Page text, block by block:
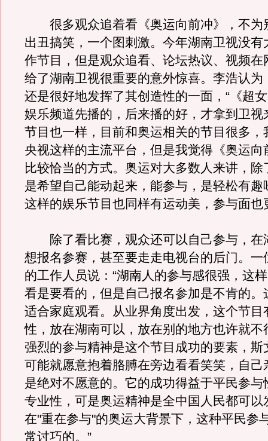
很多观众追着看《奥运向前冲》，不为
出丑搞笑，一个图刺激。今年湖南卫视没有
作节目，但是观众追看、论坛热议、视频
给了湖南卫视很重要的意外惊喜。李浩认为
还是很好地发挥了其创造性的一面，“《超
娱乐频道先播的，后来播的好，才拿到卫视
节目也一样，目前和奥运相关的节目很多，
央视这样的主流平台，但是我觉得《奥运向
比较恰当的方式。奥运对大多数人来讲，除
是希望自己能动起来，能参与，是轻松有趣
这样的娱乐节目也同样有运动美，参与面也
除了看比赛，观众还可以自己参与，在
想报名参赛，甚至要走走电视台的后门。一
的工作人员说：“湖南人的参与感很强，这
看是要看的，但是自己报名参加是不肯的。
适合家庭观看。从业界角度出发，这个节目
性，放在湖南可以，放在别的地方也许就不
强烈的参与精神是这个节目成功的要素，斯
可能就愿意抱着胳膊在旁边看看笑笑，自己
是绝对不愿意的。它的成功得益于平民参与
专业性，可是奥运精神是全中国人民都可以
在"重在参与"的奥运大背景下，这种平民参
常讨巧的。”